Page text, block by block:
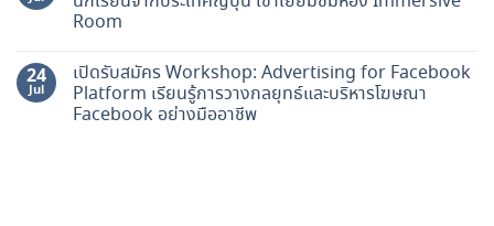
Room
24
Jul
เปิดรับสมัคร Workshop: Advertising for Facebook
Platform เรียนรู้การวางกลยุทธ์และบริหารโฆษณา
Facebook อย่างมืออาชีพ